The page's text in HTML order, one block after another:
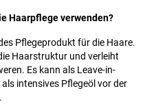
Haarpflege verwenden?
Pflegeprodukt für die Haare.
Haarstruktur und verleiht
Es kann als Leave-in-
intensives Pflegeöl vor der